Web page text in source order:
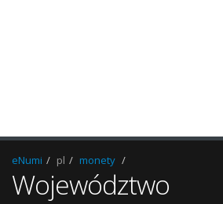
eNumi pl monety
Województwo